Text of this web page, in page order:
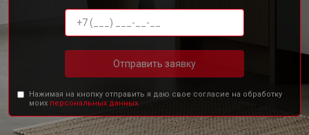
Отправить заявку
Нажимая на кнопку отправить я даю свое согласие на обработку
моих персональных данных.